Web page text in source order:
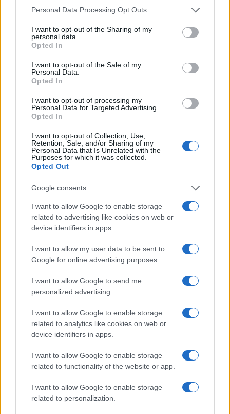
Please note that this website/app uses one or more Google
not limited to your visit or usage behaviour. You may click to
grant or deny consent to Google and its third-party tags to
use your data for below specified purposes in below Google
consent section.
Personal Data Processing Opt Outs
I want to opt-out of the Sharing of my
personal data.
Opted In
I want to opt-out of the Sale of my
Personal Data.
Opted In
I want to opt-out of processing my
Personal Data for Targeted Advertising.
Opted In
I want to opt-out of Collection, Use,
Retention, Sale, and/or Sharing of my
Personal Data that Is Unrelated with the
Purposes for which it was collected.
Opted Out
Google consents
I want to allow Google to enable storage
related to advertising like cookies on web or
device identifiers in apps.
I want to allow my user data to be sent to
Google for online advertising purposes.
I want to allow Google to send me
personalized advertising.
I want to allow Google to enable storage
related to analytics like cookies on web or
device identifiers in apps.
I want to allow Google to enable storage
related to functionality of the website or app.
I want to allow Google to enable storage
related to personalization.
Στο Οικουμενικό Πατριαρχείο ο Τούρκος υπουργός
Πολιτισμού και Τουρισμού
ΚΥΠΡΟΣ
Ερσίν Τατάρ: Τα Βαρώσια μας ανήκουν – Έχουμε έγγραφα
9/12/2020 - 8:38πμ